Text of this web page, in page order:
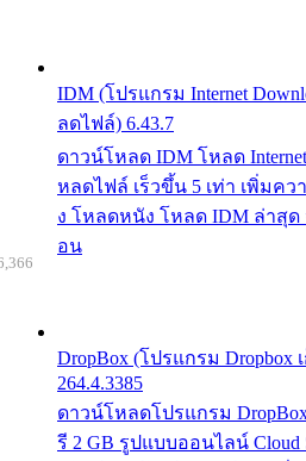
IDM (โปรแกรม Internet
ลดไฟล์) 6.43.7
ดาวน์โหลด IDM โหลด Internet
หลดไฟล์ เร็วขึ้น 5 เท่า เพิ่มคว
ง โหลดหนัง โหลด IDM ล่าสุด
อน
DropBox (โปรแกรม Dropbox
264.4.3385
ดาวน์โหลดโปรแกรม
รี 2 GB รูปแบบออนไลน์ Cloud